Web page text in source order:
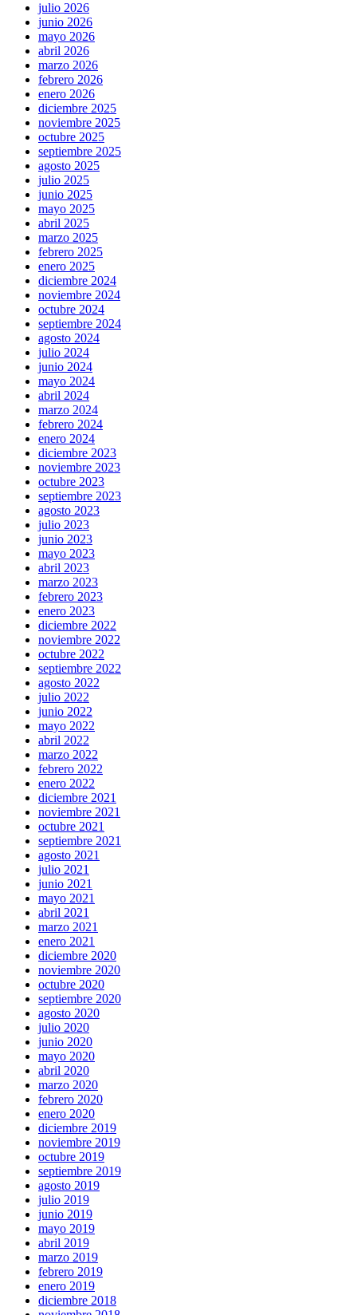
julio 2026
junio 2026
mayo 2026
abril 2026
marzo 2026
febrero 2026
enero 2026
diciembre 2025
noviembre 2025
octubre 2025
septiembre 2025
agosto 2025
julio 2025
junio 2025
mayo 2025
abril 2025
marzo 2025
febrero 2025
enero 2025
diciembre 2024
noviembre 2024
octubre 2024
septiembre 2024
agosto 2024
julio 2024
junio 2024
mayo 2024
abril 2024
marzo 2024
febrero 2024
enero 2024
diciembre 2023
noviembre 2023
octubre 2023
septiembre 2023
agosto 2023
julio 2023
junio 2023
mayo 2023
abril 2023
marzo 2023
febrero 2023
enero 2023
diciembre 2022
noviembre 2022
octubre 2022
septiembre 2022
agosto 2022
julio 2022
junio 2022
mayo 2022
abril 2022
marzo 2022
febrero 2022
enero 2022
diciembre 2021
noviembre 2021
octubre 2021
septiembre 2021
agosto 2021
julio 2021
junio 2021
mayo 2021
abril 2021
marzo 2021
enero 2021
diciembre 2020
noviembre 2020
octubre 2020
septiembre 2020
agosto 2020
julio 2020
junio 2020
mayo 2020
abril 2020
marzo 2020
febrero 2020
enero 2020
diciembre 2019
noviembre 2019
octubre 2019
septiembre 2019
agosto 2019
julio 2019
junio 2019
mayo 2019
abril 2019
marzo 2019
febrero 2019
enero 2019
diciembre 2018